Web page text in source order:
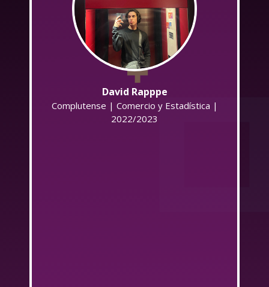
David Rapppe
Complutense | Comercio y Estadística |
2022/2023